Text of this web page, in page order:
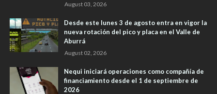
August 03, 2026
Desde este lunes 3 de agosto entra en vigor la
nueva rotación del pico y placa en el Valle de
Aburrá
August 02, 2026
Nequi iniciará operaciones como compañía de
financiamiento desde el 1 de septiembre de
2026